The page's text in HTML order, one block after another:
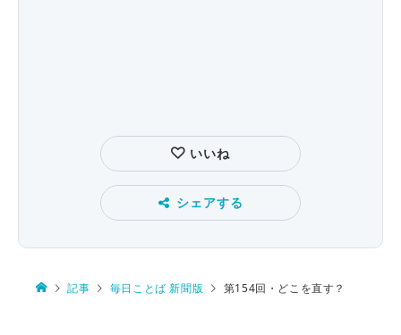
いいね
シェアする
記事 毎日ことば 新聞版 第154回・どこを直す？